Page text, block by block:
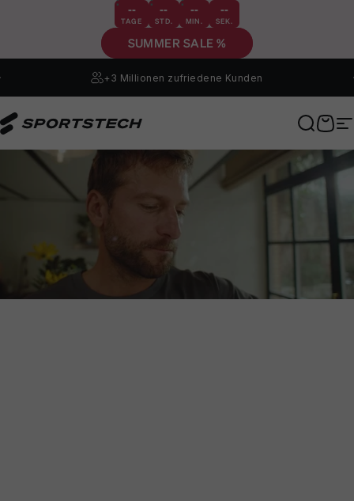
--
TAGE
--
STD.
--
MIN.
--
SEK.
SUMMER SALE %
+3 Millionen zufriedene Kunden
Sportstech Suche